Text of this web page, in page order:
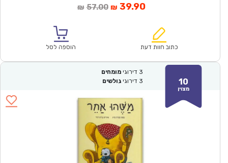
₪ 57.00המחיר
₪57.00.
₪ 39.90המחיר
הוא:
כתוב חוות דעת הוספה לסל
10
מצוין
3 דירוגי מומחים
3 דירוגי גולשים